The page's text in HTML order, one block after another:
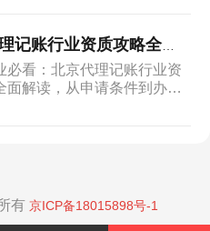
北京代理记账行业资质攻略全面解读，终...
必看：北京代理记账行业资
面解读，从申请条件到办理
有 京ICP备18015898号-1